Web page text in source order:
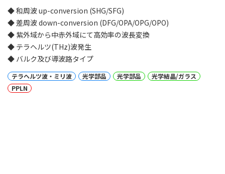
◆ 和周波 up-conversion (SHG/SFG)
◆ 差周波 down-conversion (DFG/OPA/OPG/OPO)
◆ 紫外域から中赤外域にて高効率の波長変換
◆ テラヘルツ(THz)波発生
◆ バルク及び導波路タイプ
テラヘルツ波・ミリ波 光学部品 光学部品
光学結晶/ガラス
PPLN